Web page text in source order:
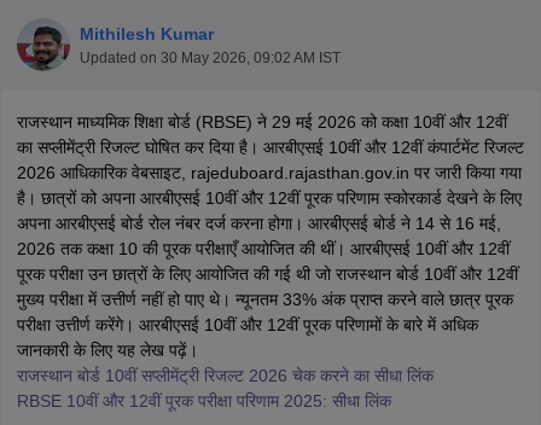
Time Table 2026
12th Supplementary Result 2026
TN 11th Arrear Result 2026
Marksheet 2026
CBSE Second Board Result 2026 Roll Number
HS Result 2026
CBSE Class 12 Result Link 2026
Punjab
CBSE 10th Science Question Paper 2026 Second Exam
CBSE 10th
Question Paper 2026TS Inter Supplementary Question
SSLC
Karnataka SSLC UK Board 10th Goa Board SSC PSEB 10th
Exam MP Board 12thUK Board 12th Goa Board HSSC PSEB 12th
Public School Admissions
Navyug School Admission
Schools in Jaipur Schools in Lucknow Schools in Gurgaon
Schools in Punjab
Schools in Bihar
Medium Schools in India
Mithilesh Kumar
Updated on 30 May 2026, 09:02 AM IST
राजस्थान माध्यमिक शिक्षा बोर्ड (RBSE) ने 29 मई 2026 को कक्षा 10वीं और 12वीं
का सप्लीमेंट्री रिजल्ट घोषित कर दिया है। आरबीएसई 10वीं और 12वीं कंपार्टमेंट रिजल्ट
2026 आधिकारिक वेबसाइट, rajeduboard.rajasthan.gov.in पर जारी किया गया
है। छात्रों को अपना आरबीएसई 10वीं और 12वीं पूरक परिणाम स्कोरकार्ड देखने के लिए
अपना आरबीएसई बोर्ड रोल नंबर दर्ज करना होगा। आरबीएसई बोर्ड ने 14 से 16 मई,
2026 तक कक्षा 10 की पूरक परीक्षाएँ आयोजित की थीं। आरबीएसई 10वीं और 12वीं
पूरक परीक्षा उन छात्रों के लिए आयोजित की गई थी जो राजस्थान बोर्ड 10वीं और 12वीं
मुख्य परीक्षा में उत्तीर्ण नहीं हो पाए थे। न्यूनतम 33% अंक प्राप्त करने वाले छात्र पूरक
परीक्षा उत्तीर्ण करेंगे। आरबीएसई 10वीं और 12वीं पूरक परिणामों के बारे में अधिक
जानकारी के लिए यह लेख पढ़ें।
राजस्थान बोर्ड 10वीं सप्लीमेंट्री रिजल्ट 2026 चेक करने का सीधा लिंक
RBSE 10वीं और 12वीं पूरक परीक्षा परिणाम 2025: सीधा लिंक